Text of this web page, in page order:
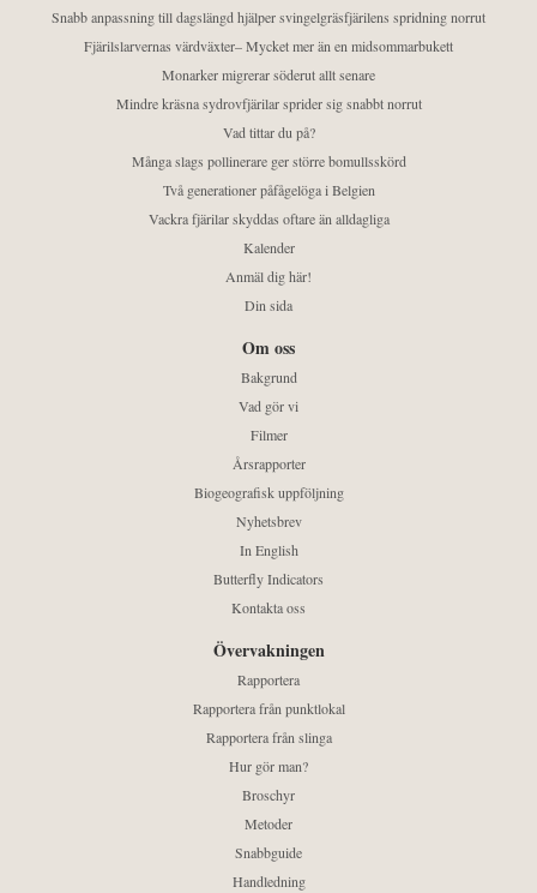
Snabb anpassning till dagslängd hjälper svingelgräsfjärilens spridning norrut
Fjärilslarvernas värdväxter– Mycket mer än en midsommarbukett
Monarker migrerar söderut allt senare
Mindre kräsna sydrovfjärilar sprider sig snabbt norrut
Vad tittar du på?
Många slags pollinerare ger större bomullsskörd
Två generationer påfågelöga i Belgien
Vackra fjärilar skyddas oftare än alldagliga
Kalender
Anmäl dig här!
Din sida
Om oss
Bakgrund
Vad gör vi
Filmer
Årsrapporter
Biogeografisk uppföljning
Nyhetsbrev
In English
Butterfly Indicators
Kontakta oss
Övervakningen
Rapportera
Rapportera från punktlokal
Rapportera från slinga
Hur gör man?
Broschyr
Metoder
Snabbguide
Handledning